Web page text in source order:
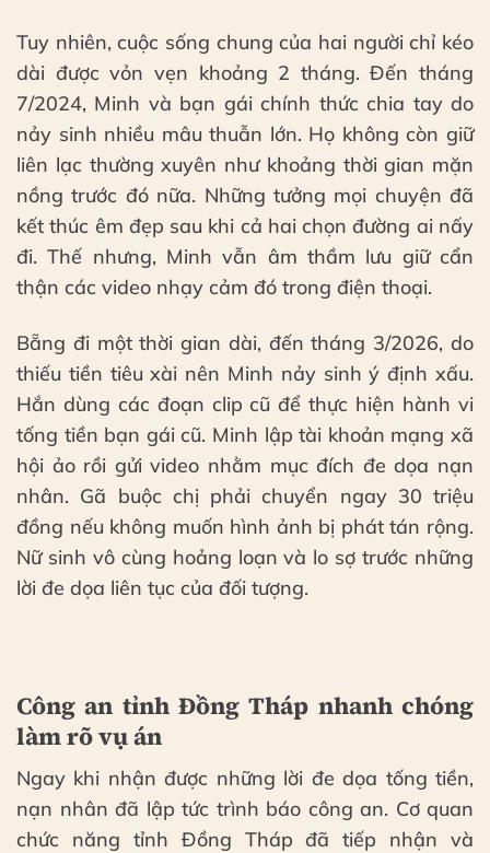
Tuy nhiên, cuộc sống chung của hai người chỉ kéo
dài được vỏn vẹn khoảng 2 tháng. Đến tháng
7/2024, Minh và bạn gái chính thức chia tay do
nảy sinh nhiều mâu thuẫn lớn. Họ không còn giữ
liên lạc thường xuyên như khoảng thời gian mặn
nồng trước đó nữa. Những tưởng mọi chuyện đã
kết thúc êm đẹp sau khi cả hai chọn đường ai nấy
đi. Thế nhưng, Minh vẫn âm thầm lưu giữ cẩn
thận các video nhạy cảm đó trong điện thoại.
Bẵng đi một thời gian dài, đến tháng 3/2026, do
thiếu tiền tiêu xài nên Minh nảy sinh ý định xấu.
Hắn dùng các đoạn clip cũ để thực hiện hành vi
tống tiền bạn gái cũ. Minh lập tài khoản mạng xã
hội ảo rồi gửi video nhằm mục đích đe dọa nạn
nhân. Gã buộc chị phải chuyển ngay 30 triệu
đồng nếu không muốn hình ảnh bị phát tán rộng.
Nữ sinh vô cùng hoảng loạn và lo sợ trước những
lời đe dọa liên tục của đối tượng.
Công an tỉnh Đồng Tháp nhanh chóng
làm rõ vụ án
Ngay khi nhận được những lời đe dọa tống tiền,
nạn nhân đã lập tức trình báo công an. Cơ quan
chức năng tỉnh Đồng Tháp đã tiếp nhận và